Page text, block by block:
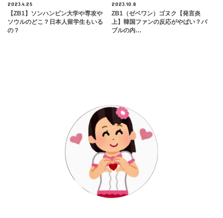
2023.4.25
【ZB1】ソンハンビン大学や専攻や
ソウルのどこ？日本人留学生もいる
の？
2023.10.8
ZB1（ゼベワン）ゴヌク【発言炎
上】韓国ファンの反応がやばい？バ
ブルの内…